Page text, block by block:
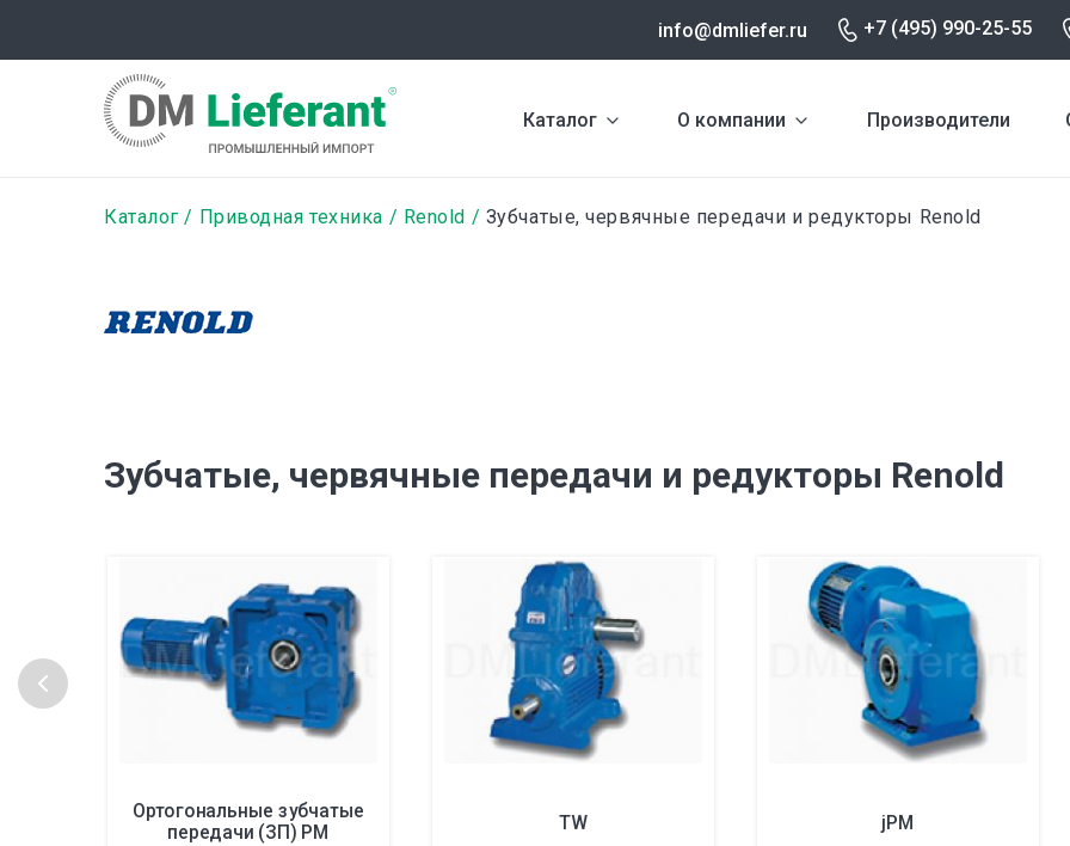
содержанию
info@dmliefer.ru +7 (495) 990-25-55
Каталог О компании Производители
Строка
Каталог Приводная техника Renold Зубчатые, червячные передачи и редукторы Renold
Зубчатые, червячные передачи и редукторы Renold
Ортогональные зубчатые
передачи (ЗП) PM TW jPM